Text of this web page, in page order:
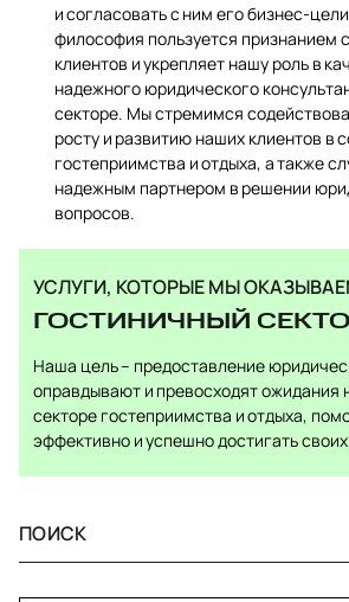
и согласовать с ним его бизнес-
философия пользуется признанием
клиентов и укрепляет нашу роль в
надежного юридического
секторе. Мы стремимся
росту и развитию наших клиентов в
гостеприимства и отдыха, а также
надежным партнером в решении
вопросов.
УСЛУГИ, КОТОРЫЕ МЫ
ГОСТИНИЧНЫЙ
Наша цель – предоставление
оправдывают и превосходят ожидания
секторе гостеприимства и отдыха,
эффективно и успешно достигать